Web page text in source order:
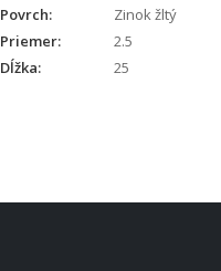
Povrch:
Zinok žltý
Priemer:
2.5
Dĺžka:
25